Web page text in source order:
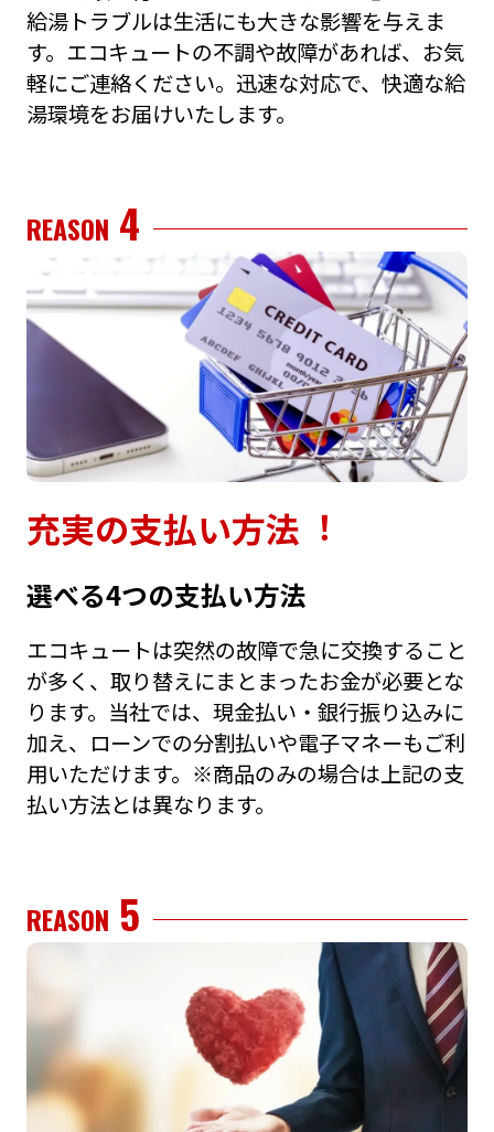
給湯トラブルは⽣活にも⼤きな影響を与えま
す。エコキュートの不調や故障があれば、お気
軽にご連絡ください。迅速な対応で、快適な給
湯環境をお届けいたします。
REASON 4
充実の⽀払い⽅法︕
選べる4つの⽀払い⽅法
エコキュートは突然の故障で急に交換すること
が多く、取り替えにまとまったお⾦が必要とな
ります。当社では、現⾦払い・銀⾏振り込みに
加え、ローンでの分割払いや電⼦マネーもご利
⽤いただけます。※商品のみの場合は上記の⽀
払い⽅法とは異なります。
REASON 5